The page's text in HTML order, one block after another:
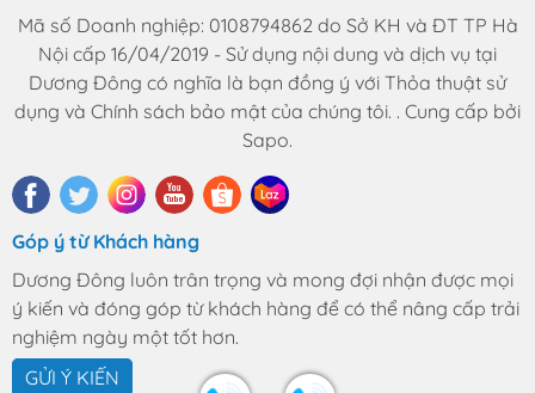
Hà Nội : A11 Xuân Phương Garden, đường
Trịnh Văn Bô, phường Phương Canh, Quận
Nam Từ Liêm, Thành Phố Hà Nội.
HCM : 86 Nguyễn Thị Pha, ấp 6, xã Đông
Thạnh, Hóc Môn, TP HCM
Email : dautuduongdong@gmail.com
Mã số Doanh nghiệp: 0108794862 do Sở KH và ĐT TP Hà
Nội cấp 16/04/2019 - Sử dụng nội dung và dịch vụ tại
Dương Đông có nghĩa là bạn đồng ý với Thỏa thuật sử
dụng và Chính sách bảo mật của chúng tôi. . Cung cấp bởi
Sapo.
Góp ý từ Khách hàng
Dương Đông luôn trân trọng và mong đợi nhận được mọi
ý kiến và đóng góp từ khách hàng để có thể nâng cấp trải
nghiệm ngày một tốt hơn.
GỬI Ý KIẾN